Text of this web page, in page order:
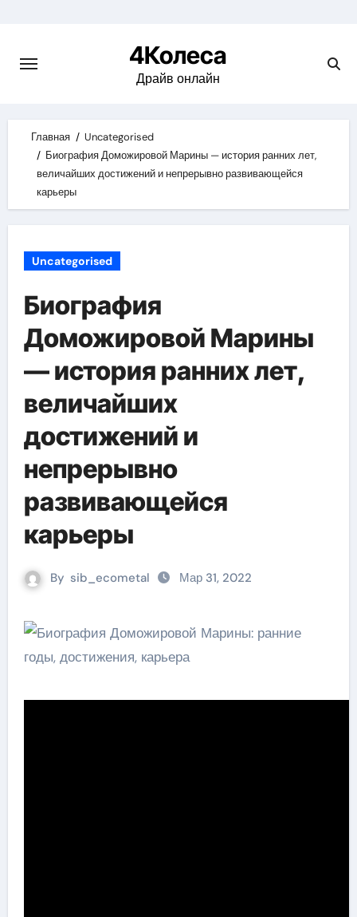
content
4Колеса
Драйв онлайн
Главная
Uncategorised
Биография Доможировой Марины — история ранних лет,
величайших достижений и непрерывно развивающейся
карьеры
Uncategorised
Биография
Доможировой Марины
— история ранних лет,
величайших
достижений и
непрерывно
развивающейся
карьеры
By sib_ecometal Мар 31, 2022